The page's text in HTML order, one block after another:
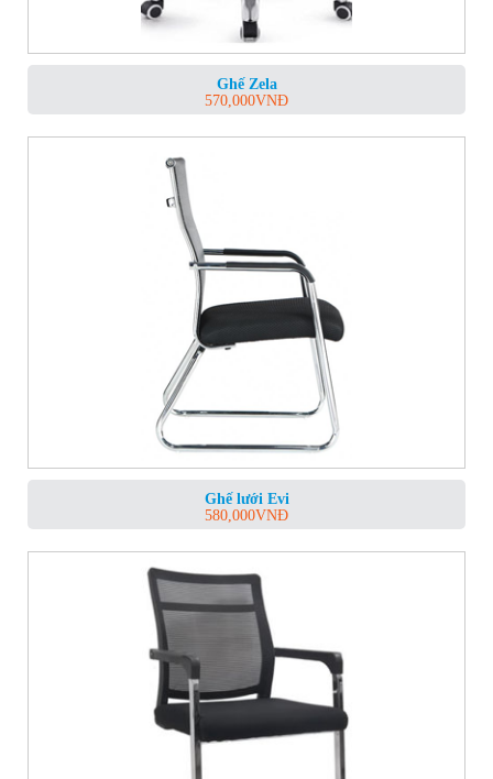
Ghế Zela
570,000VNĐ
Ghế lưới Evi
580,000VNĐ